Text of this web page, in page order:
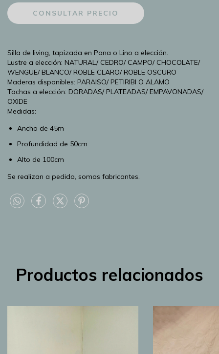
Silla de living, tapizada en Pana o Lino a elección.
Lustre a elección: NATURAL/ CEDRO/ CAMPO/ CHOCOLATE/
WENGUE/ BLANCO/ ROBLE CLARO/ ROBLE OSCURO
Maderas disponibles: PARAISO/ PETIRIBI O ALAMO
Tachas a elección: DORADAS/ PLATEADAS/ EMPAVONADAS/
OXIDE
Medidas:
Ancho de 45m
Profundidad de 50cm
Alto de 100cm
Se realizan a pedido, somos fabricantes.
Productos relacionados